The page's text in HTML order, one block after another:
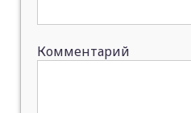
Комментарий